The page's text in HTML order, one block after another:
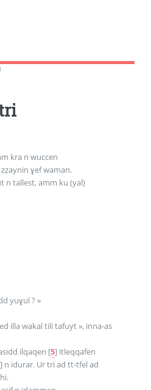
kra n wuccen
ɣef waman.
n tallest, amm ku (yal)
yuɣul ? »
illa wakal tili tafuyt », inna-as
ilqaqen [5]itleqqafen
]n idurar. Ur tri ad tt-tfel ad